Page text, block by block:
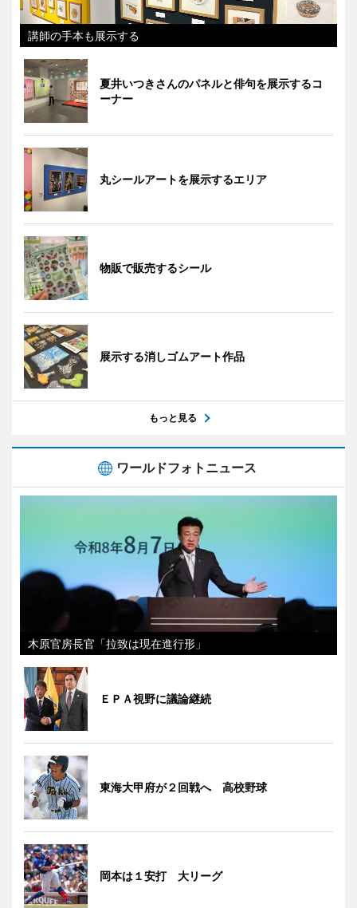
講師の手本も展示する
夏井いつきさんのパネルと俳句を展示するコ
ーナー
丸シールアートを展示するエリア
物販で販売するシール
展示する消しゴムアート作品
もっと見る
ワールドフォトニュース
木原官房長官「拉致は現在進行形」
ＥＰＡ視野に議論継続
東海大甲府が２回戦へ 高校野球
岡本は１安打 大リーグ